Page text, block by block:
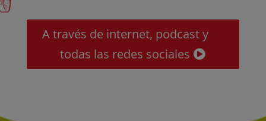
A través de internet, podcast y
todas las redes sociales